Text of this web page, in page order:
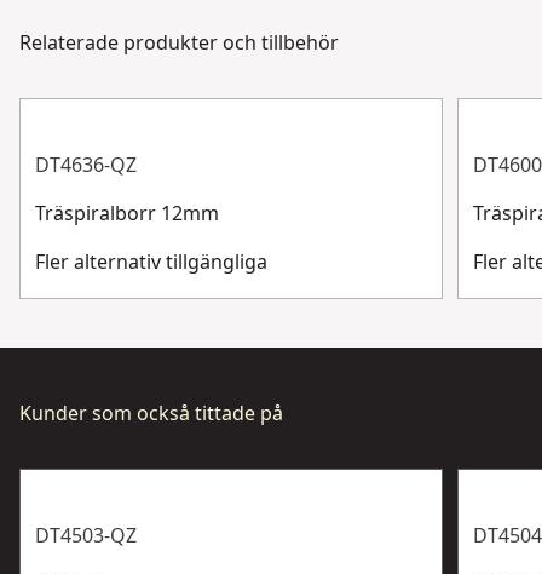
Slag eller
Visa mer
Kundsupport
Relaterade produkter och tillbehör
DT4636-QZ
Träspiralborr 12mm
Fler alternativ tillgängliga
Fler
Kunder som också tittade på
DT4503-QZ